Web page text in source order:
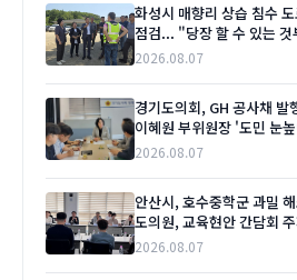
화성시 매향리 상습 침수
점검... "당장 할 수 있는
2026.08.07
경기도의회, GH 공사채
이혜원 부위원장 '도민 눈
2026.08.07
안산시, 호수중학군 과밀
도의원, 교육현안 간담회
2026.08.07